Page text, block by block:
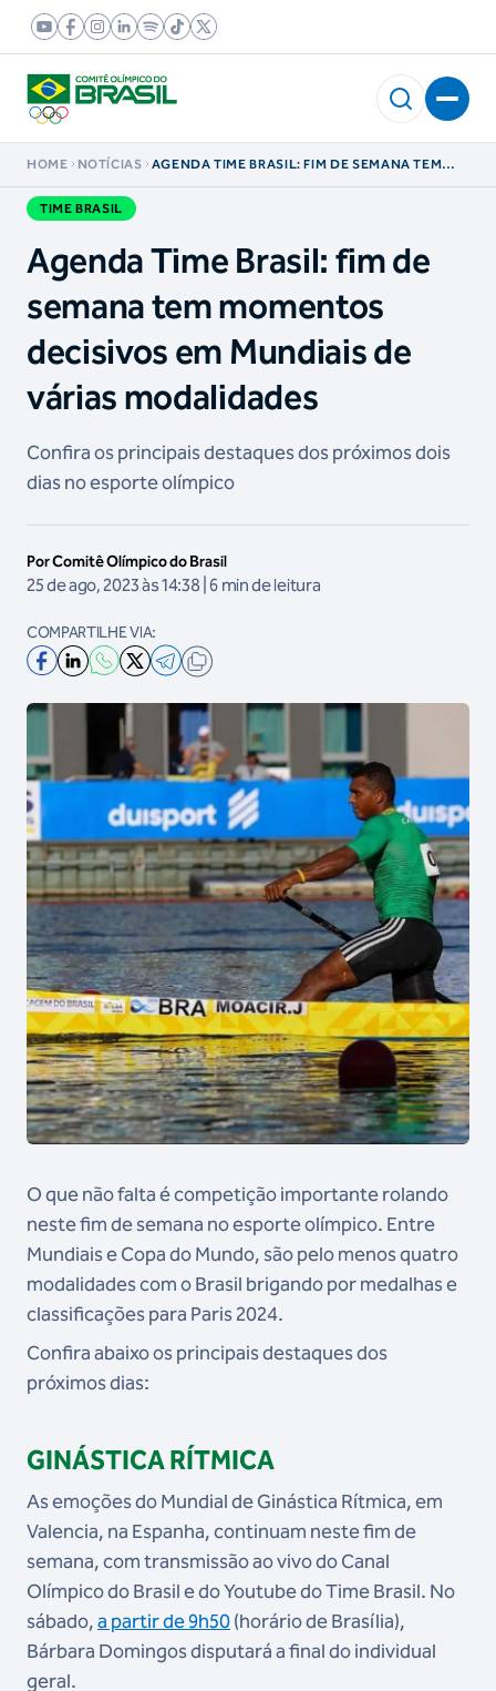
HOME NOTÍCIAS
AGENDA TIME BRASIL: FIM DE SEMANA TEM
TIME BRASIL
Agenda Time Brasil: fim de
semana tem momentos
decisivos em Mundiais de
várias modalidades
Confira os principais destaques dos próximos dois
dias no esporte olímpico
Por Comitê Olímpico do Brasil
25 de ago, 2023 às 14:38 | 6 min de leitura
COMPARTILHE VIA:
O que não falta é competição importante rolando
neste fim de semana no esporte olímpico. Entre
Mundiais e Copa do Mundo, são pelo menos quatro
modalidades com o Brasil brigando por medalhas e
classificações para Paris 2024.
Confira abaixo os principais destaques dos
próximos dias:
GINÁSTICA RÍTMICA
As emoções do Mundial de Ginástica Rítmica, em
Valencia, na Espanha, continuam neste fim de
semana, com transmissão ao vivo do Canal
Olímpico do Brasil e do Youtube do Time Brasil. No
sábado,a partir de 9h50(horário de Brasília),
Bárbara Domingos disputará a final do individual
geral.